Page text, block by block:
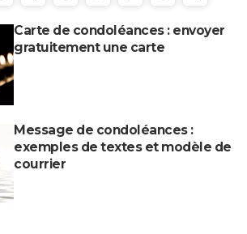
Carte de condoléances : envoyer
gratuitement une carte
Message de condoléances :
exemples de textes et modèle de
courrier